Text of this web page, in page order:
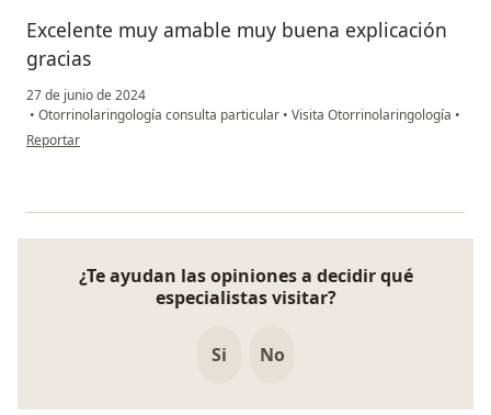
Excelente muy amable muy buena explicación
gracias
27 de junio de 2024
• Otorrinolaringología consulta particular • Visita Otorrinolaringología •
en opinión del usuario Maria frody
Reportar
¿Te ayudan las opiniones a decidir qué
especialistas visitar?
Si No